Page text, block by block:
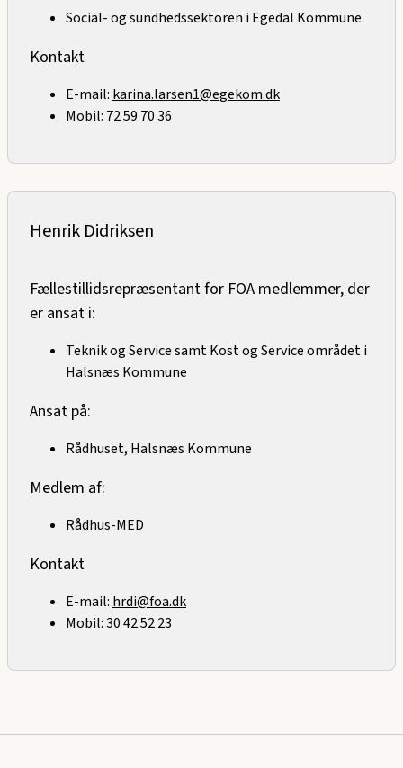
Social- og sundhedssektoren i Egedal Kommune
Kontakt
E-mail: karina.larsen1@egekom.dk
Mobil: 72 59 70 36
Henrik Didriksen
Fællestillidsrepræsentant for FOA medlemmer, der
er ansat i:
Teknik og Service samt Kost og Service området i
Halsnæs Kommune
Ansat på:
Rådhuset, Halsnæs Kommune
Medlem af:
Rådhus-MED
Kontakt
E-mail: hrdi@foa.dk
Mobil: 30 42 52 23